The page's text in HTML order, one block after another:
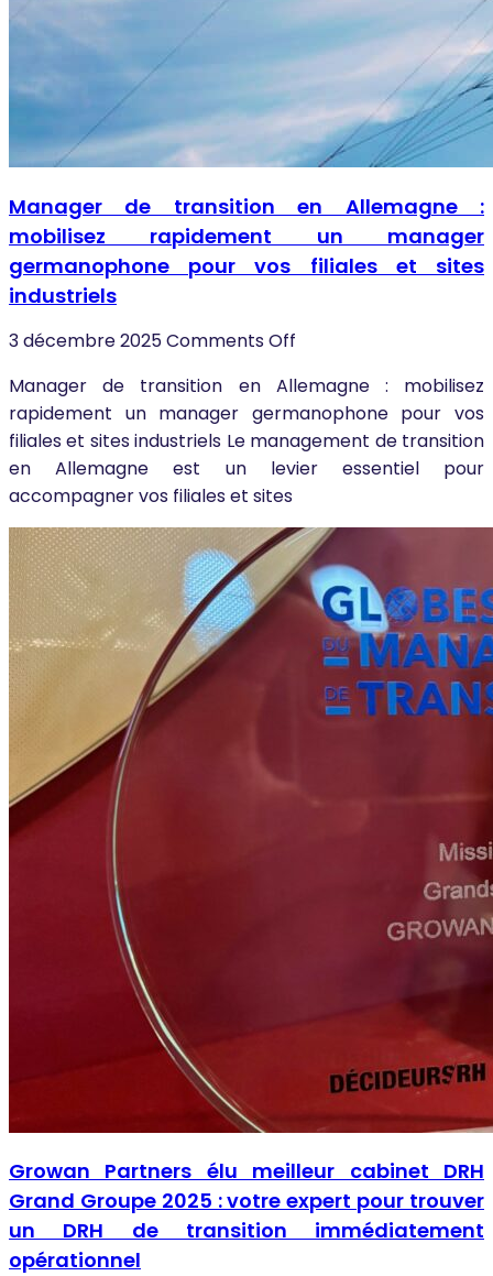
Manager de transition en Allemagne :
mobilisez rapidement un manager
germanophone pour vos filiales et sites
industriels
3 décembre 2025Comments Off
Manager de transition en Allemagne : mobilisez
rapidement un manager germanophone pour vos
filiales et sites industriels Le management de transition
en Allemagne est un levier essentiel pour
accompagner vos filiales et sites
Growan Partners élu meilleur cabinet DRH
Grand Groupe 2025 : votre expert pour trouver
un DRH de transition immédiatement
opérationnel